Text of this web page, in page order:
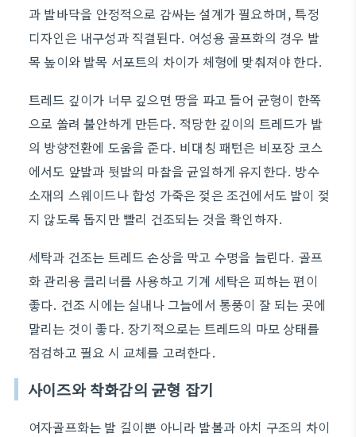
과 발바닥을 안정적으로 감싸는 설계가 필요하며, 특정
디자인은 내구성과 직결된다. 여성용 골프화의 경우 발
목 높이와 발목 서포트의 차이가 체형에 맞춰져야 한다.
트레드 깊이가 너무 깊으면 땅을 파고 들어 균형이 한쪽
으로 쏠려 불안하게 만든다. 적당한 깊이의 트레드가 발
의 방향전환에 도움을 준다. 비대칭 패턴은 비포장 코스
에서도 앞발과 뒷발의 마찰을 균일하게 유지한다. 방수
소재의 스웨이드나 합성 가죽은 젖은 조건에서도 발이 젖
지 않도록 돕지만 빨리 건조되는 것을 확인하자.
세탁과 건조는 트레드 손상을 막고 수명을 늘린다. 골프
화 관리용 클리너를 사용하고 기계 세탁은 피하는 편이
좋다. 건조 시에는 실내나 그늘에서 통풍이 잘 되는 곳에
말리는 것이 좋다. 장기적으로는 트레드의 마모 상태를
점검하고 필요 시 교체를 고려한다.
사이즈와 착화감의 균형 잡기
여자골프화는 발 길이뿐 아니라 발볼과 아치 구조의 차이